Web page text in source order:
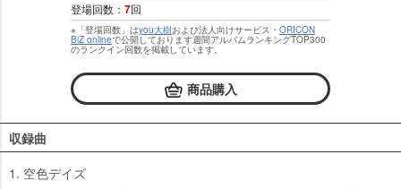
登場回数： 7回
※「登場回数」はyou大樹および法人向けサービス・ ORICON
BiZ onlineで公開しております週間アルバムランキングTOP300
のランクイン回数を掲載しています。
商品購入
収録曲
1. 空色デイズ